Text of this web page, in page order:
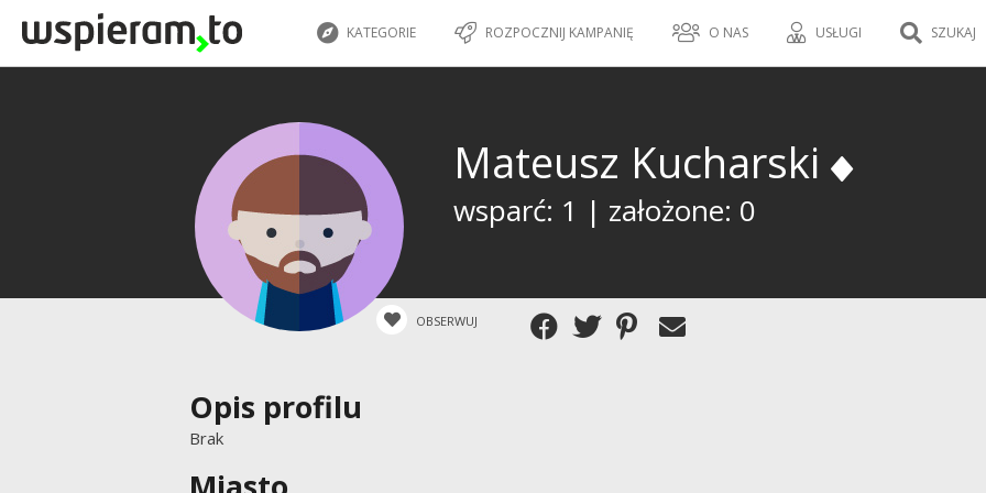
KATEGORIE ROZPOCZNIJ KAMPANIĘ O NAS USŁUGI SZUKAJ
Mateusz Kucharski
wsparć: 1 | założone: 0
OBSERWUJ
Opis profilu
Brak